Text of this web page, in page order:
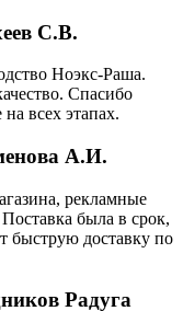
С.В.
Ноэкс-Раша.
Спасибо
всех этапах.
А.И.
рекламные
была в срок,
быструю доставку по
Радуга